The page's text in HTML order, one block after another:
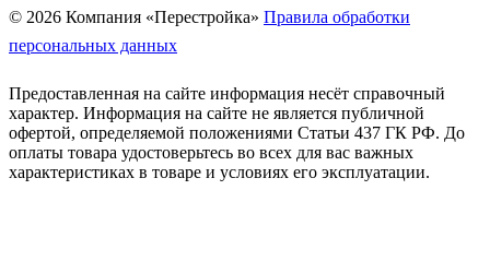
© 2026 Компания «Перестройка» Правила обработки
персональных данных
Предоставленная на сайте информация несёт справочный
характер. Информация на сайте не является публичной
офертой, определяемой положениями Статьи 437 ГК РФ. До
оплаты товара удостоверьтесь во всех для вас важных
характеристиках в товаре и условиях его эксплуатации.